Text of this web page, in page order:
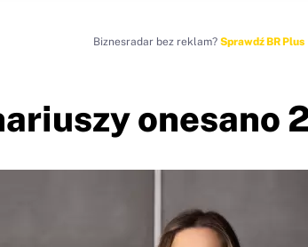
Biznesradar bez reklam? Sprawdź BR Plus
onesano